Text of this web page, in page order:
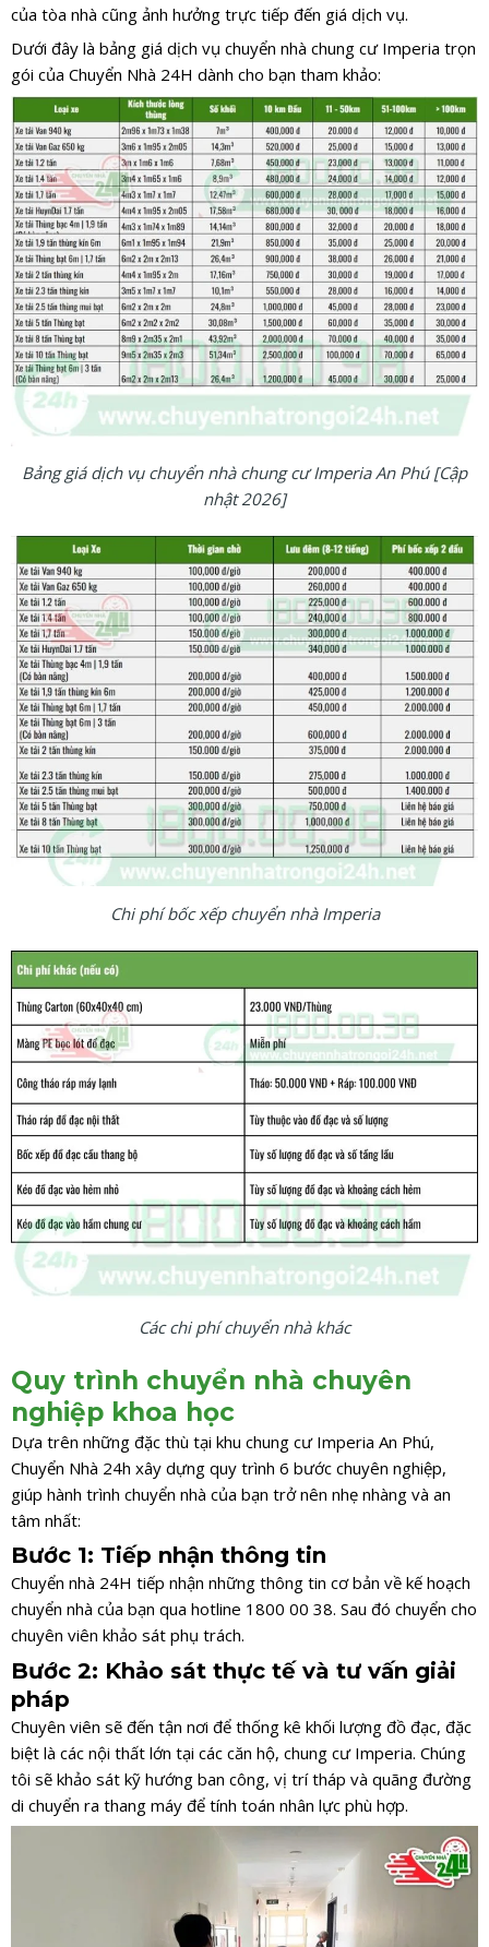
của tòa nhà cũng ảnh hưởng trực tiếp đến giá dịch vụ.
Dưới đây là bảng giá dịch vụ chuyển nhà chung cư Imperia trọn
gói của Chuyển Nhà 24H dành cho bạn tham khảo:
Bảng giá dịch vụ chuyển nhà chung cư Imperia An Phú [Cập
nhật 2026]
Chi phí bốc xếp chuyển nhà Imperia
Các chi phí chuyển nhà khác
Quy trình chuyển nhà chuyên
nghiệp khoa học
Dựa trên những đặc thù tại khu chung cư Imperia An Phú,
Chuyển Nhà 24h xây dựng quy trình 6 bước chuyên nghiệp,
giúp hành trình chuyển nhà của bạn trở nên nhẹ nhàng và an
tâm nhất:
Bước 1: Tiếp nhận thông tin
Chuyển nhà 24H tiếp nhận những thông tin cơ bản về kế hoạch
chuyển nhà của bạn qua hotline 1800 00 38. Sau đó chuyển cho
chuyên viên khảo sát phụ trách.
Bước 2: Khảo sát thực tế và tư vấn giải
pháp
Chuyên viên sẽ đến tận nơi để thống kê khối lượng đồ đạc, đặc
biệt là các nội thất lớn tại các căn hộ, chung cư Imperia. Chúng
tôi sẽ khảo sát kỹ hướng ban công, vị trí tháp và quãng đường
di chuyển ra thang máy để tính toán nhân lực phù hợp.